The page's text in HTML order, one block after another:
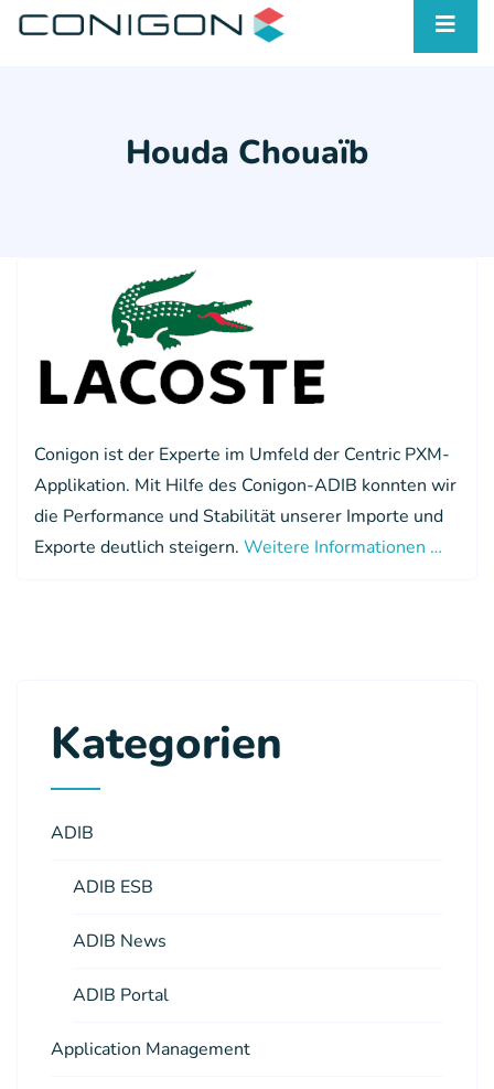
Houda Chouaïb
Conigon ist der Experte im Umfeld der Centric PXM-
Applikation. Mit Hilfe des Conigon-ADIB konnten wir
die Performance und Stabilität unserer Importe und
Exporte deutlich steigern. Weitere Informationen …
Kategorien
ADIB
ADIB ESB
ADIB News
ADIB Portal
Application Management